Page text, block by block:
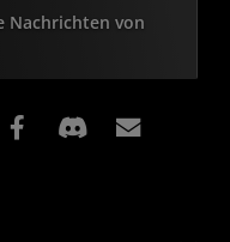
Nachrichten von
Facebook